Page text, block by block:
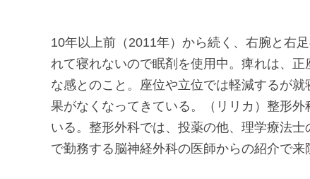
10年以上前（2011年）から続く、右腕と右
れて寝れないので眠剤を使用中。痺れは、
な感とのこと。座位や立位では軽減するが
果がなくなってきている。（リリカ）整形
いる。整形外科では、投薬の他、理学療法
で勤務する脳神経外科の医師からの紹介で来